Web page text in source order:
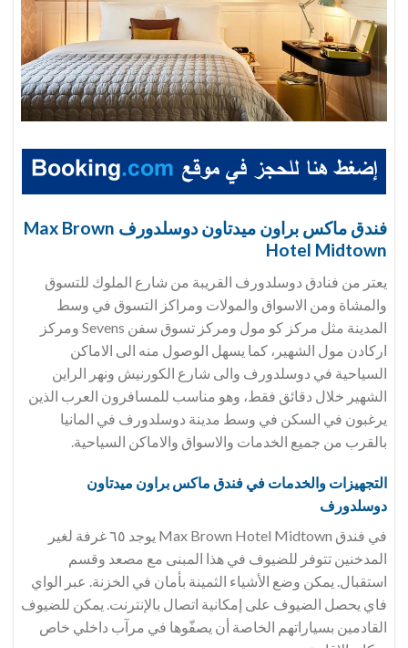
فندق ماكس براون ميدتاون دوسلدورف Max Brown
Hotel Midtown
يعتر من فنادق دوسلدورف القريبة من شارع الملوك للتسوق
والمشاة ومن الاسواق والمولات ومراكز التسوق في وسط
المدينة مثل مركز كو مول ومركز تسوق سفن Sevens ومركز
اركادن مول الشهير، كما يسهل الوصول منه الى الاماكن
السياحية في دوسلدورف والى شارع الكورنيش ونهر الراين
الشهير خلال دقائق فقط، وهو مناسب للمسافرون العرب الذين
يرغبون في السكن في وسط مدينة دوسلدورف في المانيا
بالقرب من جميع الخدمات والاسواق والاماكن السياحية.
التجهيزات والخدمات في فندق ماكس براون ميدتاون
دوسلدورف
في فندق Max Brown Hotel Midtown يوجد ٦٥ غرفة لغير
المدخنين تتوفر للضيوف في هذا المبنى مع مصعد وقسم
استقبال. يمكن وضع الأشياء الثمينة بأمان في الخزنة. عبر الواي
فاي يحصل الضيوف على إمكانية اتصال بالإنترنت. يمكن للضيوف
القادمين بسياراتهم الخاصة أن يصفّوها في مرآب داخلي خاص